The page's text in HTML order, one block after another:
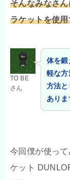
そんなみなさ
ラケットを使
TO BE
さん
体を
軽な
方法
ありま
今回僕が使っ
ケット